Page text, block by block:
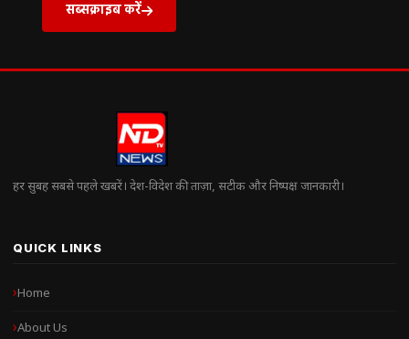
सब्सक्राइब करें
हर सुबह सबसे पहले खबरें। देश-विदेश की ताज़ा, सटीक और निष्पक्ष जानकारी।
QUICK LINKS
Home
About Us